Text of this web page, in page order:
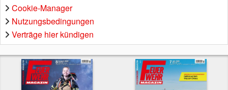
Cookie-Manager
Nutzungsbedingungen
Verträge hier kündigen